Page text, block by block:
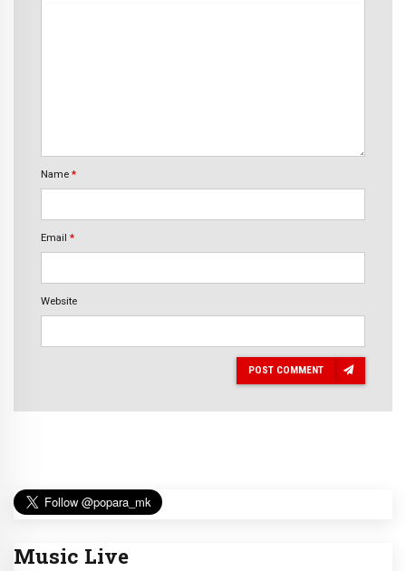
Name *
Email *
Website
POST COMMENT
Music Live